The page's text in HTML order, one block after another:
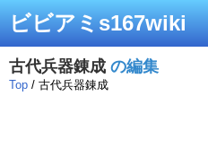
ビビアミs167wiki
古代兵器錬成 の編集
Top / 古代兵器錬成